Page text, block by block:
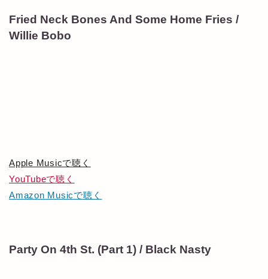
Fried Neck Bones And Some Home Fries /
Willie Bobo
Apple Musicで聴く
YouTubeで聴く
Amazon Musicで聴く
Party On 4th St. (Part 1) / Black Nasty